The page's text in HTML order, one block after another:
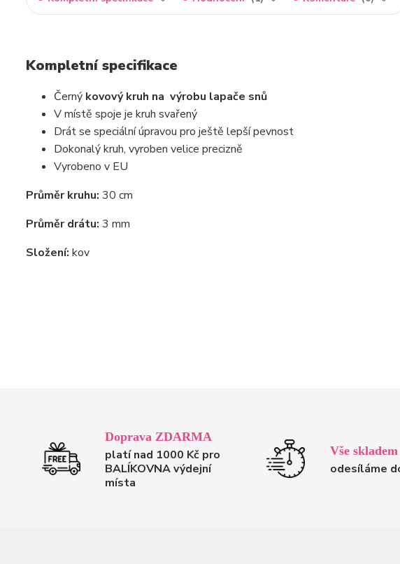
Kompletní specifikace
Černý kovový kruh na výrobu lapače snů
V místě spoje je kruh svařený
Drát se speciální úpravou pro ještě lepší pevnost
Dokonalý kruh, vyroben velice precizně
Vyrobeno v EU
Průměr kruhu: 30 cm
Průměr drátu: 3 mm
Složení: kov
Doprava ZDARMA
platí nad 1000 Kč pro
BALÍKOVNA výdejní
místa
Vše skladem
odesíláme